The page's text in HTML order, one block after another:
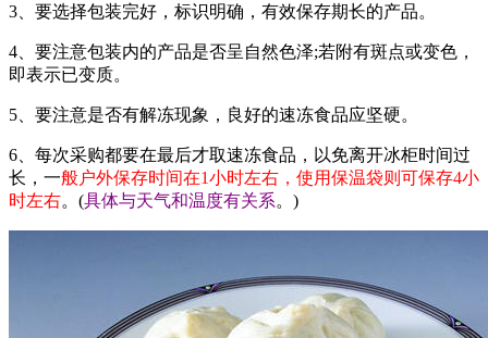
3、要选择包装完好，标识明确，有效保存期长的产品。
4、要注意包装内的产品是否呈自然色泽;若附有斑点或变色，
即表示已变质。
5、要注意是否有解冻现象，良好的速冻食品应坚硬。
6、每次采购都要在最后才取速冻食品，以免离开冰柜时间过
长，一般户外保存时间在1小时左右，使用保温袋则可保存4小
时左右。(具体与天气和温度有关系。)